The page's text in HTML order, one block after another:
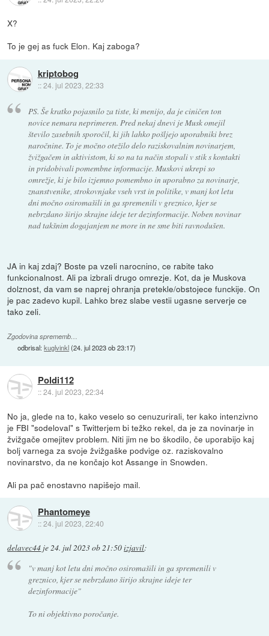
X?
To je gej as fuck Elon. Kaj zaboga?
kriptobog
::24. jul 2023, 22:33
PS. Še kratko pojasnilo za tiste, ki menijo, da je ciničen ton
novice nemara neprimeren. Pred nekaj dnevi je Musk omejil
število zasebnih sporočil, ki jih lahko pošljejo uporabniki brez
naročnine. To je močno otežilo delo raziskovalnim novinarjem,
žvižgačem in aktivistom, ki so na ta način stopali v stik s kontakti
in pridobivali pomembne informacije. Muskovi ukrepi so
omrežje, ki je bilo izjemno pomembno in uporabno za novinarje,
znanstvenike, strokovnjake vseh vrst in politike, v manj kot letu
dni močno osiromašili in ga spremenili v greznico, kjer se
nebrzdano širijo skrajne ideje ter dezinformacije. Noben novinar
nad takšnim dogajanjem ne more in ne sme biti ravnodušen.
JA in kaj zdaj? Boste pa vzeli narocnino, ce rabite tako
funkcionalnost. Ali pa izbrali drugo omrezje. Kot, da je Muskova
dolznost, da vam se naprej ohranja pretekle/obstojece funckije. On
je pac zadevo kupil. Lahko brez slabe vestii ugasne serverje ce
tako zeli.
Zgodovina sprememb…
odbrisal:kuglvinkl(24. jul 2023 ob 23:17)
Poldi112
::24. jul 2023, 22:34
No ja, glede na to, kako veselo so cenuzurirali, ter kako intenzivno
je FBI "sodeloval" s Twitterjem bi težko rekel, da je za novinarje in
žvižgače omejitev problem. Niti jim ne bo škodilo, če uporabijo kaj
bolj varnega za svoje žvižgaške podvige oz. raziskovalno
novinarstvo, da ne končajo kot Assange in Snowden.
Ali pa pač enostavno napišejo mail.
Phantomeye
::24. jul 2023, 22:40
delavec44 je24. jul 2023 ob 21:50izjavil:
"v manj kot letu dni močno osiromašili in ga spremenili v
greznico, kjer se nebrzdano širijo skrajne ideje ter
dezinformacije"
To ni objektivno poročanje.